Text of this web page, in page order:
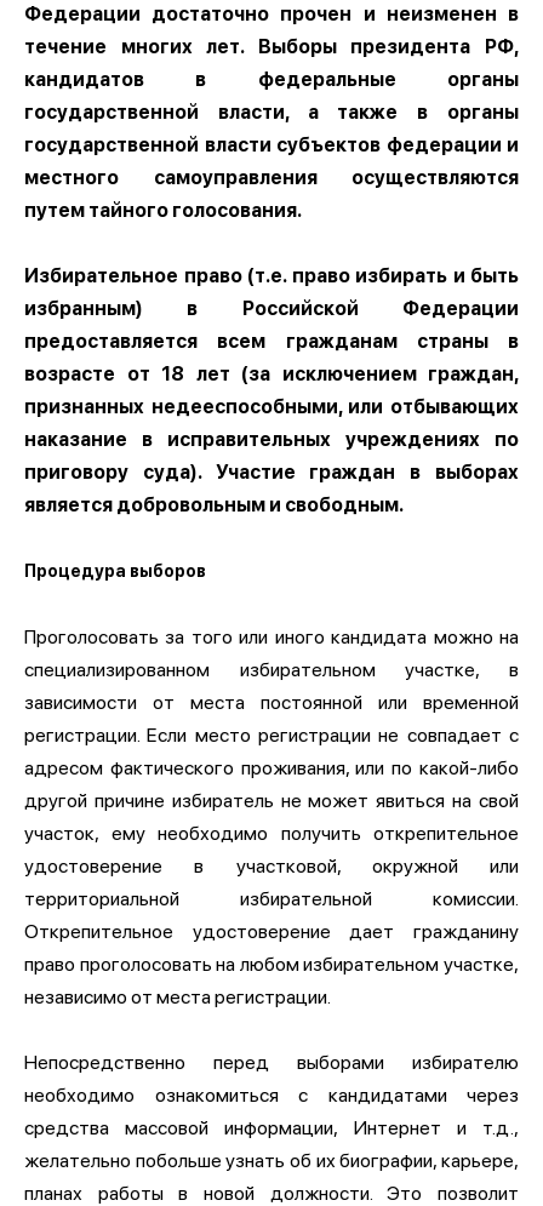
Федерации достаточно прочен и неизменен в
течение многих лет. Выборы президента РФ,
кандидатов в федеральные органы
государственной власти, а также в органы
государственной власти субъектов федерации и
местного самоуправления осуществляются
путем тайного голосования.
Избирательное право (т.е. право избирать и быть
избранным) в Российской Федерации
предоставляется всем гражданам страны в
возрасте от 18 лет (за исключением граждан,
признанных недееспособными, или отбывающих
наказание в исправительных учреждениях по
приговору суда). Участие граждан в выборах
является добровольным и свободным.
Процедура выборов
Проголосовать за того или иного кандидата можно на
специализированном избирательном участке, в
зависимости от места постоянной или временной
регистрации. Если место регистрации не совпадает с
адресом фактического проживания, или по какой-либо
другой причине избиратель не может явиться на свой
участок, ему необходимо получить открепительное
удостоверение в участковой, окружной или
территориальной избирательной комиссии.
Открепительное удостоверение дает гражданину
право проголосовать на любом избирательном участке,
независимо от места регистрации.
Непосредственно перед выборами избирателю
необходимо ознакомиться с кандидатами через
средства массовой информации, Интернет и т.д.,
желательно побольше узнать об их биографии, карьере,
планах работы в новой должности. Это позволит